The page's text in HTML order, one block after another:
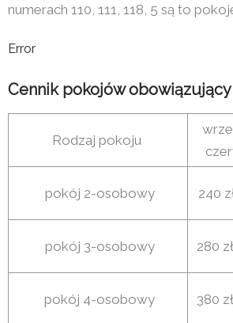
numerach 110, 111, 118, 5 są to
Error
Cennik pokojów
Rodzaj pokoju
pokój 2-osobowy 240
pokój 3-osobowy 280
pokój 4-osobowy 380